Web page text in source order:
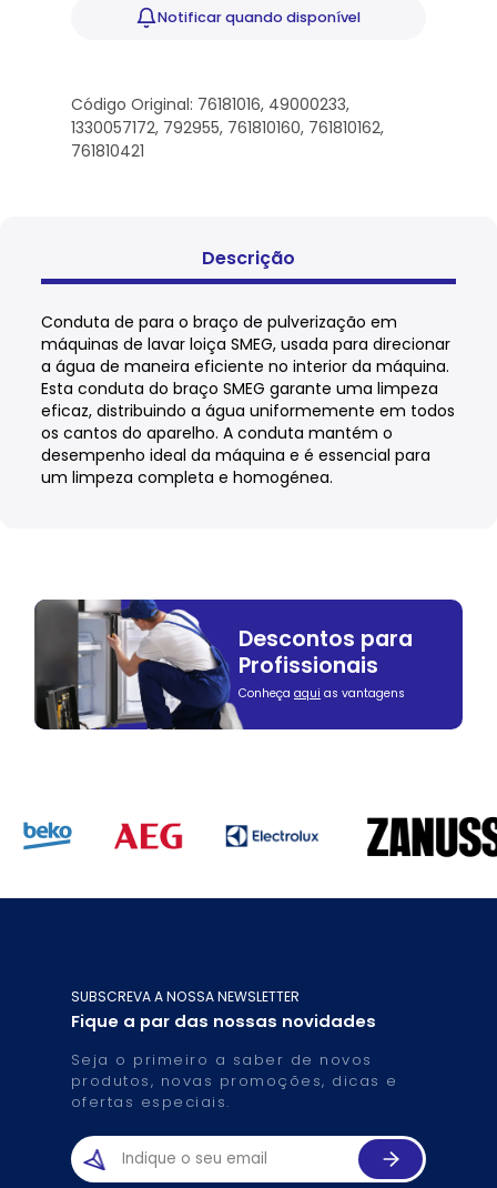
Notificarquando disponível
Código Original: 76181016, 49000233,
1330057172, 792955, 761810160, 761810162,
761810421
Descrição
Conduta de para o braço de pulverização em
máquinas de lavar loiça SMEG, usada para direcionar
a água de maneira eficiente no interior da máquina.
Esta conduta do braço SMEG garante uma limpeza
eficaz, distribuindo a água uniformemente em todos
os cantos do aparelho. A conduta mantém o
desempenho ideal da máquina e é essencial para
um limpeza completa e homogénea.
Descontos para
Profissionais
Conheça aqui as vantagens
SUBSCREVA A NOSSA NEWSLETTER
Fique a par das nossas novidades
Seja o primeiro a saber de novos
produtos, novas promoções, dicas e
ofertas especiais.